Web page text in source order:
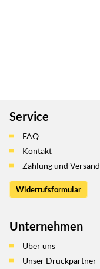
Service
FAQ
Kontakt
Zahlung und Versand
Widerrufsformular
Unternehmen
Über uns
Unser Druckpartner